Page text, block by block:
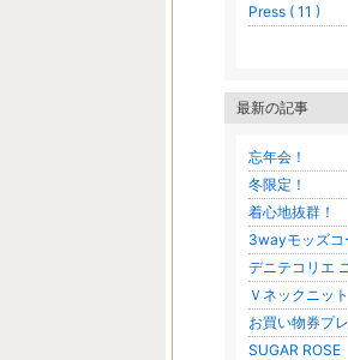
Press ( 11 )
最新の記事
忘年会！
冬限定！
着心地抜群！
3wayモッズコ
デニテコリエ
Ｖネックニット
お買い物券プ
SUGAR ROSE